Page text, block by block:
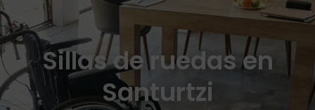
Sillas de ruedas en
Santurtzi